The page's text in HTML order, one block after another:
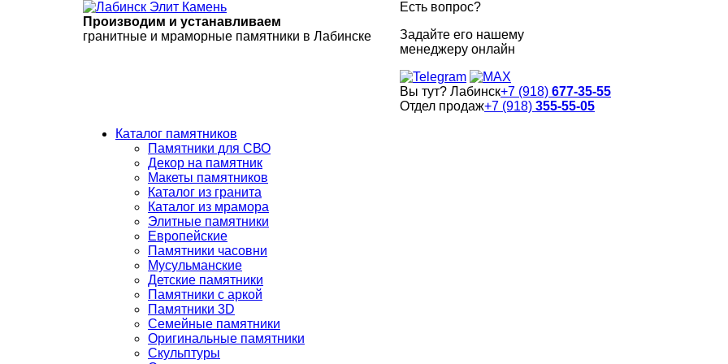
Производим и устанавливаем
гранитные и мраморные памятники в Лабинске
Есть вопрос?
Задайте его нашему
менеджеру онлайн
Вы тут? Лабинск+7 (918) 677-35-55
Отдел продаж+7 (918) 355-55-05
Каталог памятников
Памятники для СВО
Декор на памятник
Макеты памятников
Каталог из гранита
Каталог из мрамора
Элитные памятники
Европейские
Памятники часовни
Мусульманские
Детские памятники
Памятники с аркой
Памятники 3D
Семейные памятники
Оригинальные памятники
Скульптуры